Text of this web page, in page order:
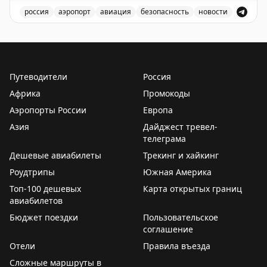
Остаемся с вами на связи на всех ресурсах.
Подписывайтесь на наш канал в MAX
россия аэропорт авиация безопасность новости
Путеводители
Россия
Африка
Промокоды
Аэропорты России
Европа
Азия
Дайджест тревел-
телеграма
Дешевые авиабилеты
Трекинг и хайкинг
Роудтрипы
Южная Америка
Топ-100 дешевых
авиабилетов
Карта открытых границ
Бюджет поездки
Пользовательское
соглашение
Отели
Правила въезда
Сложные маршруты в